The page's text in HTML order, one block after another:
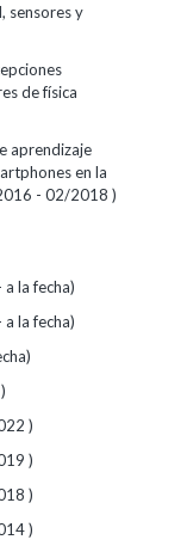
sensores y
de física
aprendizaje
en la
- 02/2018 )
la fecha)
la fecha)
)
)
)
)